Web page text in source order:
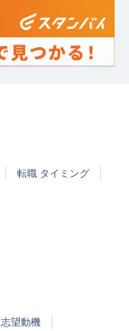
転職 タイミング
望動機